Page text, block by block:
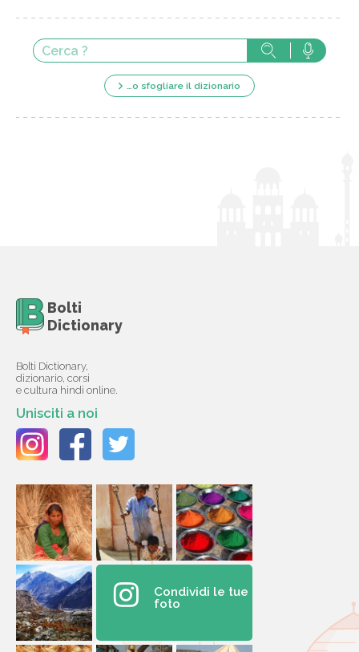
…o sfogliare il dizionario
Bolti
Dictionary
Bolti Dictionary,
dizionario, corsi
e cultura hindi online.
Unisciti a noi
Condividi le tue
foto